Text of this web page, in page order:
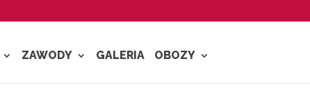
ZAWODY GALERIA OBOZY